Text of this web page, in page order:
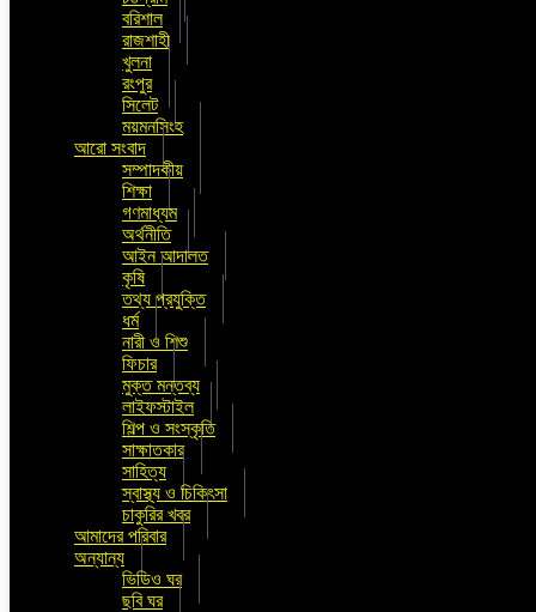
বরিশাল
রাজশাহী
খুলনা
রংপুর
সিলেট
ময়মনসিংহ
আরো সংবাদ
সম্পাদকীয়
শিক্ষা
গণমাধ্যম
অর্থনীতি
আইন আদালত
কৃষি
তথ্য প্রযুক্তি
ধর্ম
নারী ও শিশু
ফিচার
মুক্ত মন্তব্য
লাইফস্টাইল
শিল্প ও সংস্কৃতি
সাক্ষাতকার
সাহিত্য
স্বাস্থ্য ও চিকিৎসা
চাকুরির খবর
আমাদের পরিবার
অন্যান্য
ভিডিও ঘর
ছবি ঘর